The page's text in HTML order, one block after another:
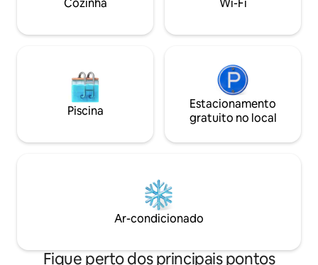
edifício ☀ Café
no vale da
Cozinha Wi-Fi
Piscina
Estacionamento
gratuito no local
Ar-condicionado
Fique perto dos principais pontos